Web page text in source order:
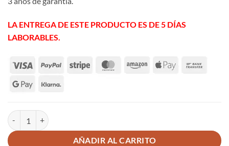
LA ENTREGA DE ESTE PRODUCTO ES DE 5 DÍAS
LABORABLES.
Kit NYX 1000KG EC motor puerta corredera con anti aplastamiento
AÑADIR AL CARRITO